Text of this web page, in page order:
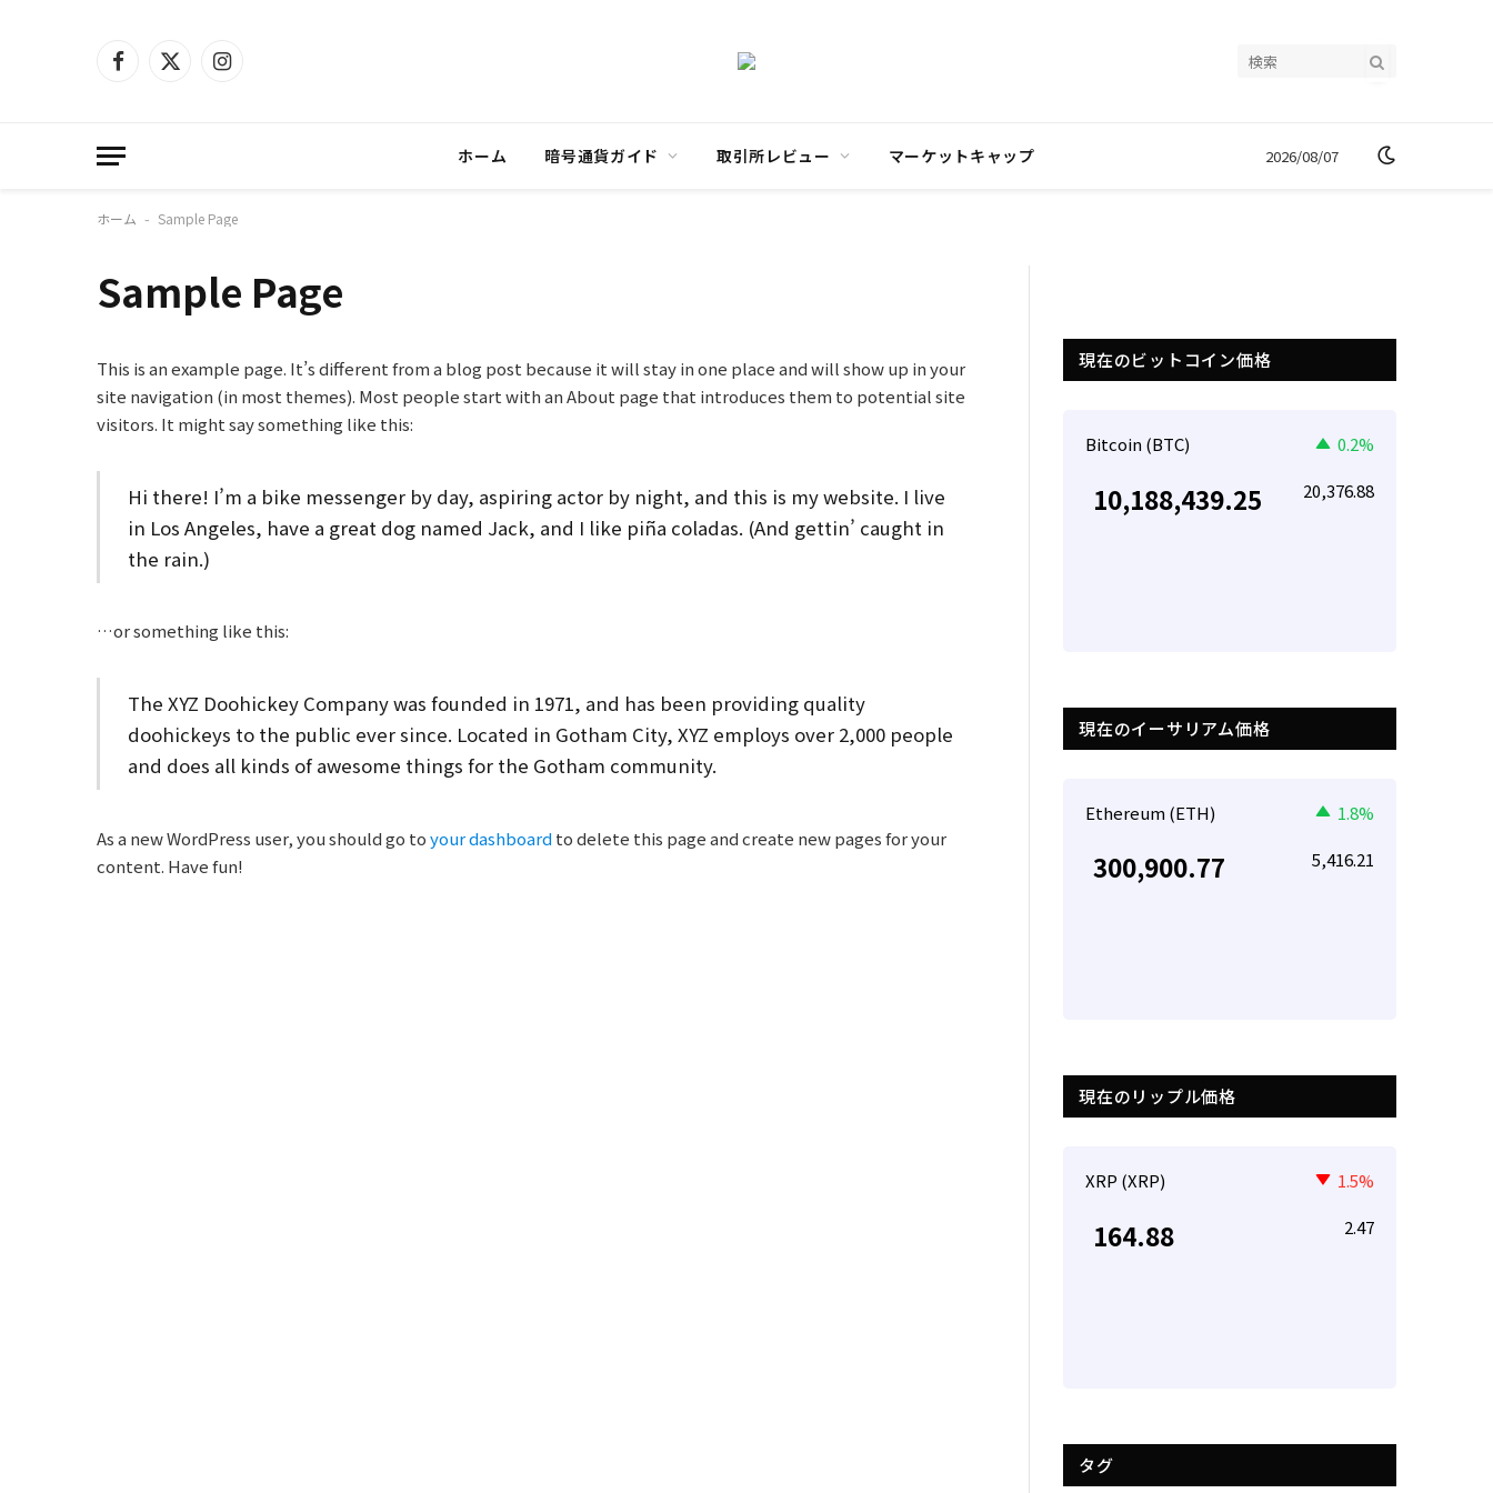
Facebook
X
Instagram
ホーム 暗号通貨ガイド 取引所レビュー マーケットキャップ 2026/08/07
ホーム - Sample Page
Sample Page
This is an example page. It’s different from a blog post because it will stay in one place and will show up in your
site navigation (in most themes). Most people start with an About page that introduces them to potential site
visitors. It might say something like this:
Hi there! I’m a bike messenger by day, aspiring actor by night, and this is my website. I live
in Los Angeles, have a great dog named Jack, and I like piña coladas. (And gettin’ caught in
the rain.)
…or something like this:
The XYZ Doohickey Company was founded in 1971, and has been providing quality
doohickeys to the public ever since. Located in Gotham City, XYZ employs over 2,000 people
and does all kinds of awesome things for the Gotham community.
As a new WordPress user, you should go toyour dashboardto delete this page and create new pages for your
content. Have fun!
現在のビットコイン価格
Bitcoin (BTC) 0.2%
10,188,439.25 20,376.88
現在のイーサリアム価格
Ethereum (ETH) 1.8%
300,900.77 5,416.21
現在のリップル価格
XRP (XRP) 1.5%
164.88 2.47
タグ